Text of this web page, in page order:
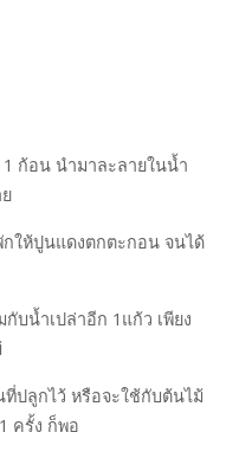
ก้อน นำมาละลายในน้ำ
กให้ปูนแดงตกตะกอน จนได้
บน้ำเปล่าอีก 1แก้ว เพียง
ปลูกไว้ หรือจะใช้กับต้นไม้
ครั้ง ก็พอ